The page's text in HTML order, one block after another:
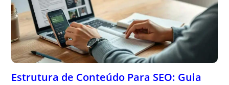
Estrutura de Conteúdo Para SEO: Guia